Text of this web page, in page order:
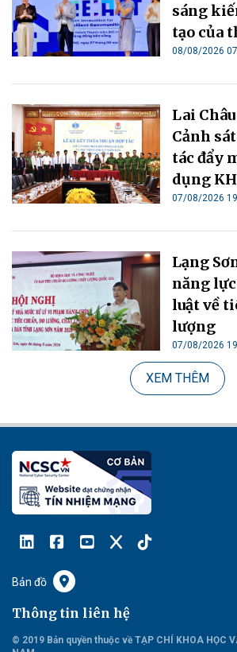
sáng
tạo của
08/08/2026
Lai
Cảnh
tác đẩy
dụng
07/08/2026
Lạng
năng
luật về
lượng
07/08/2026
XEM THÊM
Bản đồ
Thông tin liên hệ
© 2019 Bản quyền thuộc về TẠP CHÍ KHOA HỌC